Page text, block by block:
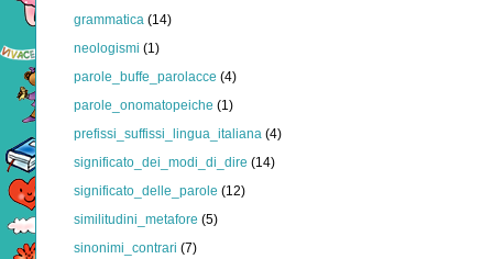
grammatica (14)
neologismi (1)
parole_buffe_parolacce (4)
parole_onomatopeiche (1)
prefissi_suffissi_lingua_italiana (4)
significato_dei_modi_di_dire (14)
significato_delle_parole (12)
similitudini_metafore (5)
sinonimi_contrari (7)